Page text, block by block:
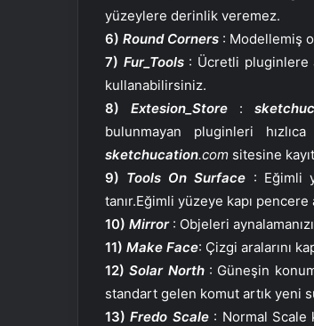
yüzeylere derinlik veremez.
6) Round Corners : Modellemiş
7) Fur_Tools: Ücretli pluginlere
kullanabilirsiniz.
8)
Extesion_Store :
bulunmayan pluginleri
sketchucation.com sitesine
9) Tools On Surface : Eğimli
tanır.Eğimli yüzeye kapı
10) Mirror: Objeleri
11) Make Face: Çizgi aralarını
12) Solar North : Güneşin
standart gelen komut artık yeni
13) Fredo Scale: Normal Scale